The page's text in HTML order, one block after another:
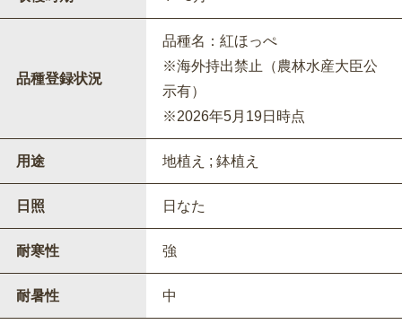
品種登録状況
品種名：紅ほっぺ
※海外持出禁止（農林水産大臣公
示有）
※2026年5月19日時点
用途 地植え ; 鉢植え
日照 日なた
耐寒性 強
耐暑性 中